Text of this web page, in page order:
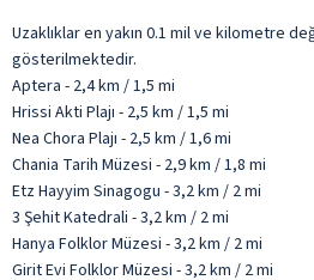
Uzaklıklar en yakın 0.1 mil ve kilometre
gösterilmektedir.
Aptera - 2,4 km / 1,5 mi
Hrissi Akti Plajı - 2,5 km / 1,5 mi
Nea Chora Plajı - 2,5 km / 1,6 mi
Chania Tarih Müzesi - 2,9 km / 1,8 mi
Etz Hayyim Sinagogu - 3,2 km / 2 mi
3 Şehit Katedrali - 3,2 km / 2 mi
Hanya Folklor Müzesi - 3,2 km / 2 mi
Girit Evi Folklor Müzesi - 3,2 km / 2 mi